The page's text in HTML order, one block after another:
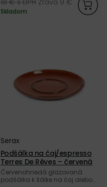
Skladom
Serax
Podšálka na čaj/espresso
Terres De Rêves – červená
Červenohnedá glazovaná
podšálka k šálke na čaj alebo